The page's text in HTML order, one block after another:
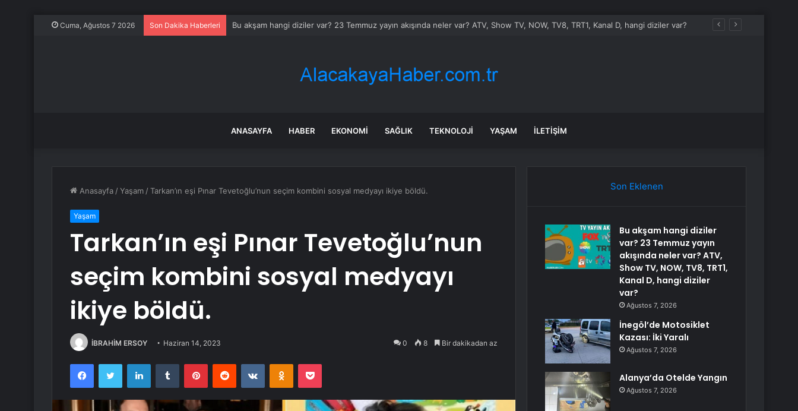
Cuma, Ağustos 7 2026 Son Dakika Haberleri Bu akşam hangi diziler var? 23 Temmuz yayın akışında neler var? ATV, Show TV, NOW, TV8, TRT1, Kanal D, hangi diziler var?
ANASAYFA HABER EKONOMI SAĞLIK TEKNOLOJI YAŞAM İLETIŞIM
Anasayfa /Yaşam /Tarkan’ın eşi Pınar Tevetoğlu’nun seçim kombini sosyal medyayı ikiye böldü.
Yaşam
Tarkan’ın eşi Pınar Tevetoğlu’nun
seçim kombini sosyal medyayı
ikiye böldü.
İBRAHİM ERSOY Haziran 14, 2023 0 8 Bir dakikadan az
FacebookTwitter LinkedInTumblr PinterestReddit VKontakteOdnoklassniki
Pocket
Son Eklenen
Bu akşam hangi diziler
var? 23 Temmuz yayın
akışında neler var? ATV,
Show TV, NOW, TV8, TRT1,
Kanal D, hangi diziler
var?
Ağustos 7, 2026
İnegöl’de Motosiklet
Kazası: İki Yaralı
Ağustos 7, 2026
Alanya’da Otelde Yangın
Ağustos 7, 2026